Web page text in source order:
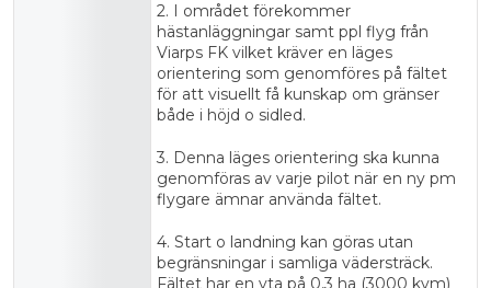
2. I området förekommer
hästanläggningar samt ppl flyg från
Viarps FK vilket kräver en läges
orientering som genomföres på fältet
för att visuellt få kunskap om gränser
både i höjd o sidled.
3. Denna läges orientering ska kunna
genomföras av varje pilot när en ny pm
flygare ämnar använda fältet.
4. Start o landning kan göras utan
begränsningar i samliga vädersträck.
Fältet har en yta på 0,3 ha (3000 kvm)